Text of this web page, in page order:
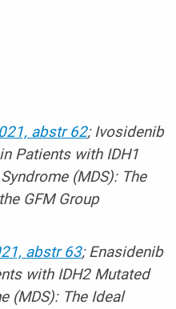
abstr 62; Ivosidenib
Patients with IDH1
(MDS): The
GFM Group
abstr 63; Enasidenib
with IDH2 Mutated
(MDS): The Ideal